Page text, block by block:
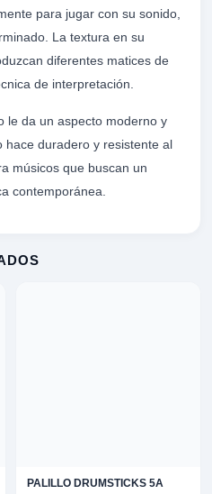
para jugar con su sonido,
La textura en su
diferentes matices de
de interpretación.
le da un aspecto moderno y
hace duradero y resistente al
músicos que buscan un
contemporánea.
PALILLO DRUMSTICKS 5A